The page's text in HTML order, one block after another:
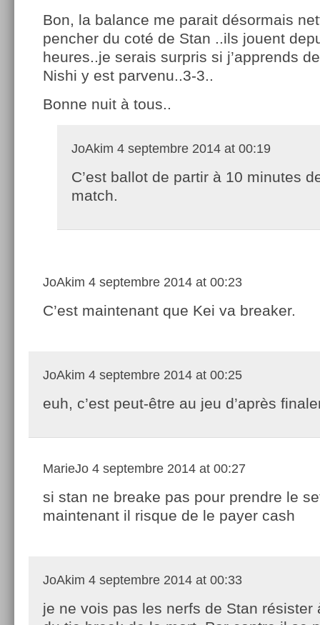
Bon, la balance me parait désormais
pencher du coté de Stan ..ils jouent
heures..je serais surpris si j’apprends
Nishi y est parvenu..3-3..
Bonne nuit à tous..
JoAkim 4 septembre 2014 at 00:19
C’est ballot de partir à 10 minutes
match.
JoAkim 4 septembre 2014 at 00:23
C’est maintenant que Kei va breaker.
JoAkim 4 septembre 2014 at 00:25
euh, c’est peut-être au jeu d’après
MarieJo 4 septembre 2014 at 00:27
si stan ne breake pas pour prendre le
maintenant il risque de le payer cash
JoAkim 4 septembre 2014 at 00:33
je ne vois pas les nerfs de Stan résister